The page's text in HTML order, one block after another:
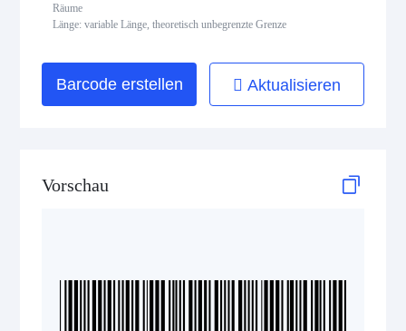
MSI Plessey (MSI Mod 10)
Pharmacode
Telepen
LOGMARS
Räume
Länge: variable Länge, theoretisch unbegrenzte Grenze
Barcode erstellen Aktualisieren
Vorschau